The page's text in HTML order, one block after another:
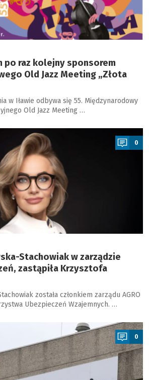
po raz kolejny sponsorem
Old Jazz Meeting „Złota
w Iławie odbywa się 55. Międzynarodowy
Old Jazz Meeting …
0
Stachowiak w zarządzie
zastąpiła Krzysztofa
została członkiem zarządu AGRO
Ubezpieczeń Wzajemnych. …
0